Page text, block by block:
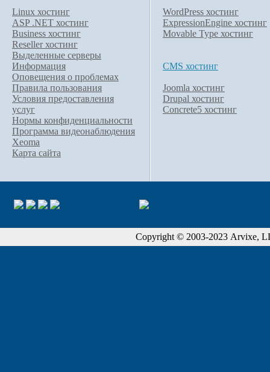
Linux хостинг
ASP .NET хостинг
Business хостинг
Reseller хостинг
Выделенные серверы
Информация
Оповещения о проблемах
Правила пользования
Условия предоставления
услуг
Нормы конфиденциальности
Программа видеонаблюдения
Xeoma
Карта сайта
WordPress хостинг
ExpressionEngine хостинг
Movable Type хостинг
CMS хостинг
Joomla хостинг
Drupal хостинг
Concrete5 хостинг
Copyright © 2003-2023 Arvixe,